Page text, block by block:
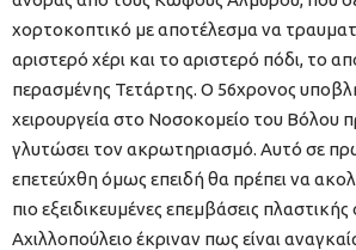
χορτοκοπτικό με αποτέλεσμα να
αριστερό χέρι και το αριστερό πόδι, το
περασμένης Τετάρτης. Ο 56χρονος
χειρουργεία στο Νοσοκομείο του Βόλου
γλυτώσει τον ακρωτηριασμό. Αυτό σε
επετεύχθη όμως επειδή θα πρέπει να
πιο εξειδικευμένες επεμβάσεις πλαστικής
Αχιλλοπούλειο έκριναν πως είναι